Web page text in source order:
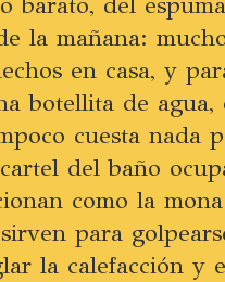
la mañana:
en casa, y
botellita de agua,
cuesta nada
del baño
como la
para
la calefacción y